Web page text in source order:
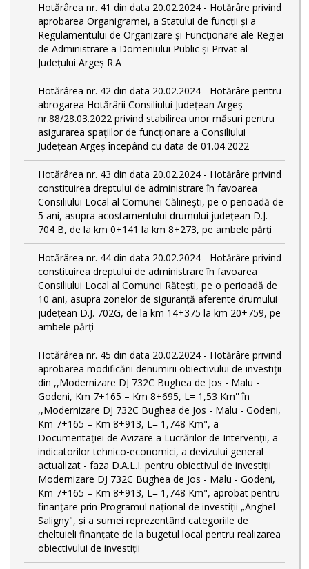
Hotărârea nr. 41 din data 20.02.2024 - Hotărâre privind
aprobarea Organigramei, a Statului de funcţii și a
Regulamentului de Organizare și Funcționare ale Regiei
de Administrare a Domeniului Public și Privat al
Județului Argeș R.A
Hotărârea nr. 42 din data 20.02.2024 - Hotărâre pentru
abrogarea Hotărârii Consiliului Județean Argeș
nr.88/28.03.2022 privind stabilirea unor măsuri pentru
asigurarea spațiilor de funcționare a Consiliului
Județean Argeș începând cu data de 01.04.2022
Hotărârea nr. 43 din data 20.02.2024 - Hotărâre privind
constituirea dreptului de administrare în favoarea
Consiliului Local al Comunei Călinești, pe o perioadă de
5 ani, asupra acostamentului drumului județean D.J.
704 B, de la km 0+141 la km 8+273, pe ambele părți
Hotărârea nr. 44 din data 20.02.2024 - Hotărâre privind
constituirea dreptului de administrare în favoarea
Consiliului Local al Comunei Rătești, pe o perioadă de
10 ani, asupra zonelor de siguranță aferente drumului
județean D.J. 702G, de la km 14+375 la km 20+759, pe
ambele părți
Hotărârea nr. 45 din data 20.02.2024 - Hotărâre privind
aprobarea modificării denumirii obiectivului de investiții
din ,,Modernizare DJ 732C Bughea de Jos - Malu -
Godeni, Km 7+165 – Km 8+695, L= 1,53 Km'' în
,,Modernizare DJ 732C Bughea de Jos - Malu - Godeni,
Km 7+165 – Km 8+913, L= 1,748 Km", a
Documentației de Avizare a Lucrărilor de Intervenții, a
indicatorilor tehnico-economici, a devizului general
actualizat - faza D.A.L.I. pentru obiectivul de investiţii
Modernizare DJ 732C Bughea de Jos - Malu - Godeni,
Km 7+165 – Km 8+913, L= 1,748 Km", aprobat pentru
finanțare prin Programul național de investiții „Anghel
Saligny", și a sumei reprezentând categoriile de
cheltuieli finanțate de la bugetul local pentru realizarea
obiectivului de investiții